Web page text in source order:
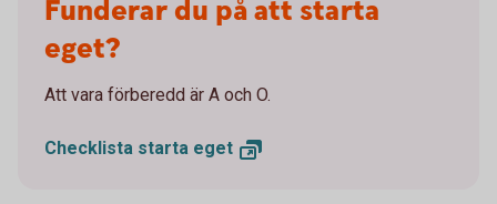
Funderar du på att starta
eget?
Att vara förberedd är A och O.
Checklista starta eget